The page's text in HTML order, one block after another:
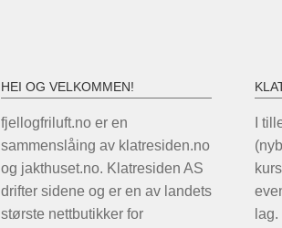
HEI OG VELKOMMEN!
fjellogfriluft.no er en
sammenslåing av klatresiden.no
og jakthuset.no. Klatresiden AS
drifter sidene og er en av landets
største nettbutikker for
I